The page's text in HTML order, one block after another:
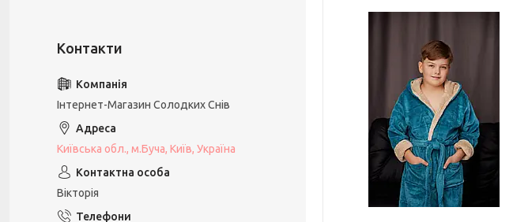
Інтернет-Магазин Солодких Снів
Київська обл., м.Буча, Київ, Україна
Вікторія